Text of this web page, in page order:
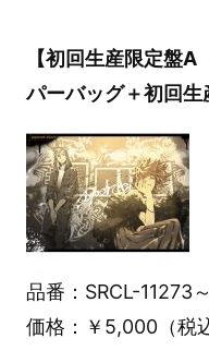
【初回生産限定盤
パーバッグ＋初回生
品番：SRCL-11273
価格：￥5,000（税